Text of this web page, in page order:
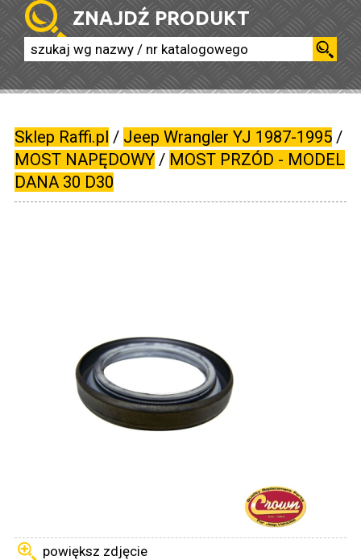
ZNAJDŹ PRODUKT
Sklep Raffi.pl / Jeep Wrangler YJ 1987-1995/
MOST NAPĘDOWY/ MOST PRZÓD - MODEL
DANA 30 D30
powiększ zdjęcie